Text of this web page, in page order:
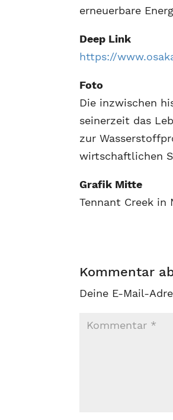
erneuerbare
Deep Link
https://
Foto
Die inzwischen
seinerzeit das
zur
wirtschaftlichen
Grafik Mitte
Tennant Creek
Kommentar
Deine E-Mail-